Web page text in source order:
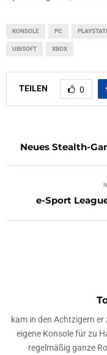
KONSOLE PC
UBISOFT XBOX
TEILEN 0
Neues Stealth-
e-Sport
kam in den Achtzigern
eigene Konsole für zu
regelmäßig ganze